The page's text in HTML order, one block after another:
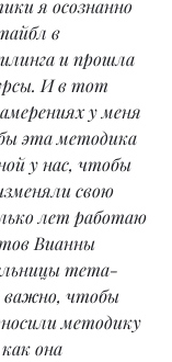
я осознанно
в
и прошла
И в тот
у меня
эта методика
у нас, чтобы
свою
лет работаю
Вианны
тета-
важно, чтобы
методику
она